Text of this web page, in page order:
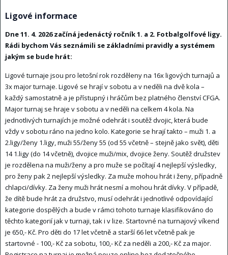
Ligové informace
Dne 11. 4. 2026 začíná jedenáctý ročník 1. a 2. Fotbalgolfové ligy.
Rádi bychom Vás seznámili se základními pravidly a systémem
jakým se bude hrát:
Ligové turnaje jsou pro letošní rok rozděleny na 16x ligových turnajů a
3x major turnaje. Ligové se hrají v sobotu a v neděli na dvě kola –
každý samostatně a je přístupný i hráčům bez platného členství CFGA.
Major turnaj se hraje v sobotu a v neděli na celkem 4 kola. Na
jednotlivých turnajích je možné odehrát i soutěž dvojic, která bude
vždy v sobotu ráno na jedno kolo. Kategorie se hrají takto – muži 1. a
2.ligy/ženy 1.ligy, muži 55/ženy 55 (od 55 včetně – stejně jako svět), děti
14 1.ligy (do 14 včetně), dvojice muži/mix, dvojice ženy. Soutěž družstev
je rozdělena na muži/ženy a pro muže se počítají 4 nejlepší výsledky,
pro ženy pak 2 nejlepší výsledky. Za muže mohou hrát i ženy, případně
chlapci/dívky. Za ženy muži hrát nesmí a mohou hrát dívky. V případě,
že dítě bude hrát za družstvo, musí odehrát i jednotlivé odpovídající
kategorie dospělých a bude v rámci tohoto turnaje klasifikováno do
těchto kategorií jak v turnaji, tak i v lize. Startovné na turnajový víkend
je 650,- Kč. Pro děti do 17 let včetně a starší 66 let včetně pak je
startovné - 100,- Kč za sobotu, 100,- Kč za neděli a 200,- Kč za major.